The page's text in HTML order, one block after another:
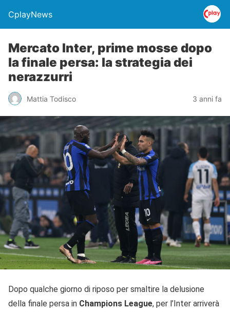
CplayNews
Mercato Inter, prime mosse dopo
la finale persa: la strategia dei
nerazzurri
Mattia Todisco 3 anni fa
Dopo qualche giorno di riposo per smaltire la delusione
della finale persa in Champions League, per l’Inter arriverà